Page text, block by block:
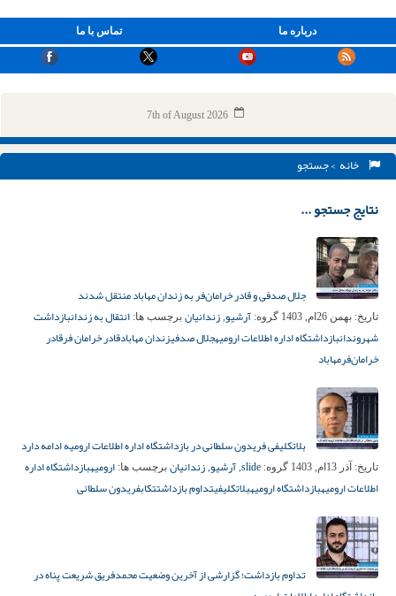
تماس با ما درباره ما
7th of August 2026
خانه > جستجو
نتایج جستجو ...
جلال صدفی و قادر خرامان‌فر به زندان مهاباد منتقل شدند
تاریخ: بهمن 26ام, 1403 گروه: آرشیو, زندانیان برچسب ها: انتقال به زندانبازداشت
شهروندانبازداشتگاه اداره اطلاعات ارومیهجلال صدفیزندان مهابادقادر خرامان‌ فرقادر
خرامان‌فرمهاباد
بلاتکلیفی فریدون سلطانی در بازداشتگاه اداره اطلاعات ارومیه ادامه دارد
تاریخ: آذر 13ام, 1403 گروه: slide
, آرشیو, زندانیان برچسب ها: ارومیهبازداشتگاه اداره
اطلاعات ارومیهبازداشتگاه ارومیهبلاتکلیفیتداوم بازداشتتکابفریدون سلطانی
تداوم بازداشت؛ گزارشی از آخرین وضعیت محمدفریق شریعت‌ پناه در